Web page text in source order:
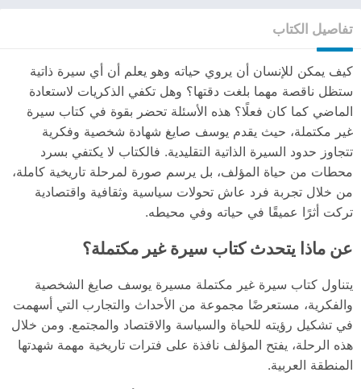
تفاصيل الكتاب
كيف يمكن للإنسان أن يروي حياته وهو يعلم أن أي سيرة ذاتية
ستظل ناقصة مهما بلغت دقتها؟ وهل تكفي الذكريات لاستعادة
الماضي كما كان فعلًا؟ هذه الأسئلة تحضر بقوة في كتاب سيرة
غير مكتملة، حيث يقدم يوسف صايغ شهادة شخصية وفكرية
تتجاوز حدود السيرة الذاتية التقليدية. فالكتاب لا يكتفي بسرد
محطات من حياة المؤلف، بل يرسم صورة لمرحلة تاريخية كاملة،
من خلال تجربة فرد عاش تحولات سياسية وثقافية واقتصادية
تركت أثرًا عميقًا في حياته وفي محيطه.
عن ماذا يتحدث كتاب سيرة غير مكتملة؟
يتناول كتاب سيرة غير مكتملة مسيرة يوسف صايغ الشخصية
والفكرية، مستعرضًا مجموعة من الأحداث والتجارب التي أسهمت
في تشكيل رؤيته للحياة والسياسة والاقتصاد والمجتمع. ومن خلال
هذه الرحلة، يفتح المؤلف نافذة على فترات تاريخية مهمة شهدتها
المنطقة العربية.